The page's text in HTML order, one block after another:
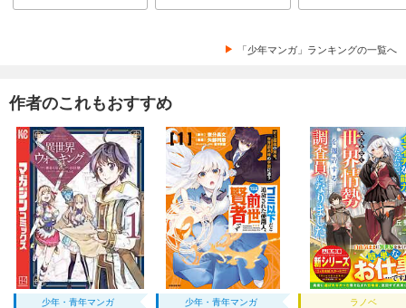
「少年マンガ」ランキングの一覧へ
作者のこれもおすすめ
少年・青年マンガ 少年・青年マンガ ラノベ